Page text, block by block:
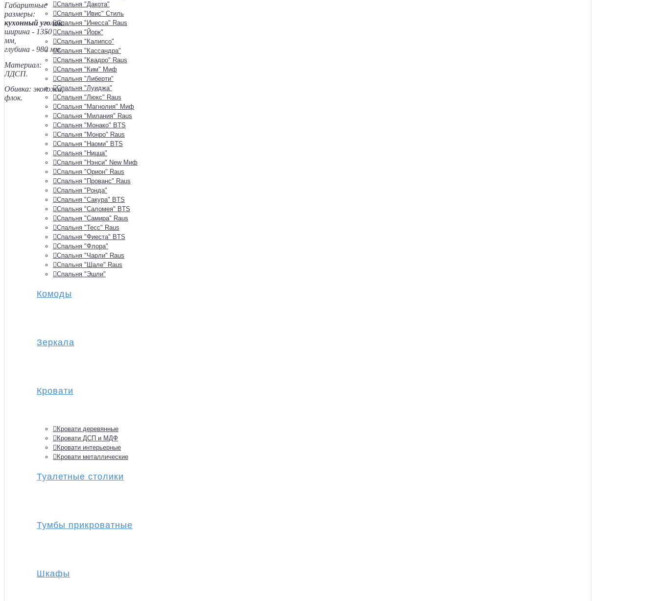
Спальня "Дакота"
Спальня "Ивис" Стиль
Спальня "Инесса" Raus
Спальня "Йорк"
Спальня "Калипсо"
Спальня "Кассандра"
Спальня "Квадро" Raus
Спальня "Ким" Миф
Спальня "Либерти"
Спальня "Луиджа"
Спальня "Люкс" Raus
Спальня "Магнолия" Миф
Спальня "Милания" Raus
Спальня "Монако" BTS
Спальня "Монро" Raus
Спальня "Наоми" BTS
Спальня "Ницца"
Спальня "Нэнси" New Миф
Спальня "Орион" Raus
Спальня "Прованс" Raus
Спальня "Ронда"
Спальня "Сакура" BTS
Спальня "Саломея" BTS
Спальня "Самира" Raus
Спальня "Тесс" Raus
Спальня "Фиеста" BTS
Спальня "Флора"
Спальня "Чарли" Raus
Спальня "Шале" Raus
Спальня "Эшли"
Комоды
Зеркала
Кровати
Кровати деревянные
Кровати ДСП и МДФ
Кровати интерьерные
Кровати металлические
Туалетные столики
Тумбы прикроватные
Шкафы
Габаритные
размеры:
кухонный уголок:
ширина - 1350
мм,
глубина - 980 мм.
Материал:
ЛДСП.
Обивка: экокожа,
флок.